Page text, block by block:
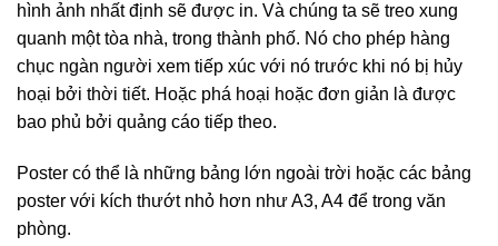
hình ảnh nhất định sẽ được in. Và chúng ta sẽ treo xung
quanh một tòa nhà, trong thành phố. Nó cho phép hàng
chục ngàn người xem tiếp xúc với nó trước khi nó bị hủy
hoại bởi thời tiết. Hoặc phá hoại hoặc đơn giản là được
bao phủ bởi quảng cáo tiếp theo.
Poster có thể là những bảng lớn ngoài trời hoặc các bảng
poster với kích thướt nhỏ hơn như A3, A4 để trong văn
phòng.